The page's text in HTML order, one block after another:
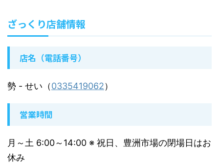
ざっくり店舗情報
店名（電話番号）
勢 - せい（0335419062）
営業時間
月～土 6:00～14:00 ※ 祝日、豊洲市場の閉場日はお
休み